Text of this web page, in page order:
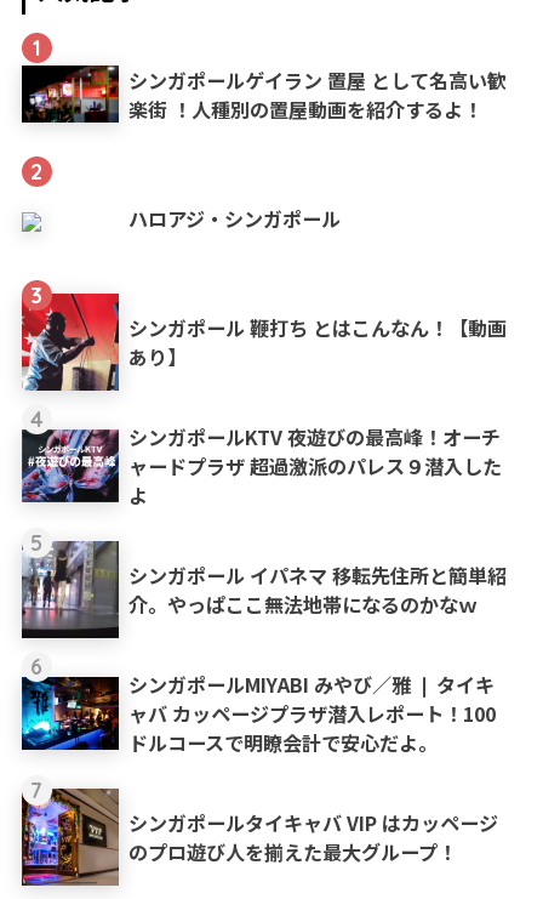
1
シンガポールゲイラン 置屋 として名高い歓
楽街 ！人種別の置屋動画を紹介するよ！
2
ハロアジ・シンガポール
3
シンガポール 鞭打ち とはこんなん！【動画
あり】
4
シンガポールKTV 夜遊びの最高峰！オーチ
ャードプラザ 超過激派のパレス９潜入した
よ
5
シンガポール イパネマ 移転先住所と簡単紹
介。やっぱここ無法地帯になるのかなｗ
6
シンガポールMIYABI みやび／雅 ❘ タイキ
ャバ カッページプラザ潜入レポート！100
ドルコースで明瞭会計で安心だよ。
7
シンガポールタイキャバ VIP はカッページ
のプロ遊び人を揃えた最大グループ！